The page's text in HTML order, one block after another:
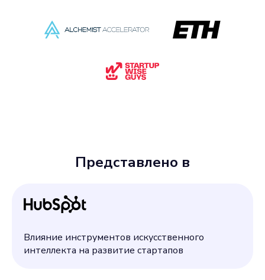
Представлено в
Влияние инструментов искусственного
интеллекта на развитие стартапов